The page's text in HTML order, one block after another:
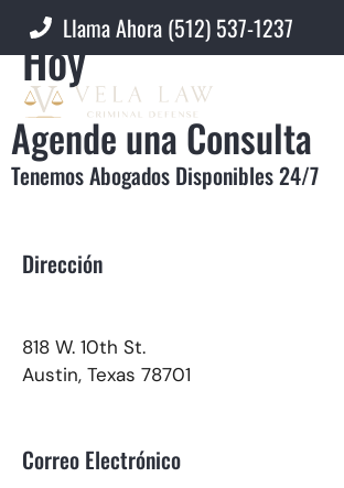
Llama Ahora (512) 537-1237
Contacte a un
Hoy
Agende una Consulta
Tenemos Abogados Disponibles 24/7
Dirección
818 W. 10th St.
Austin, Texas 78701
Correo Electrónico